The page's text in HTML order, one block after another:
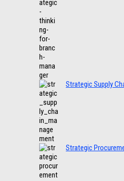
Strategic Supply
Strategic